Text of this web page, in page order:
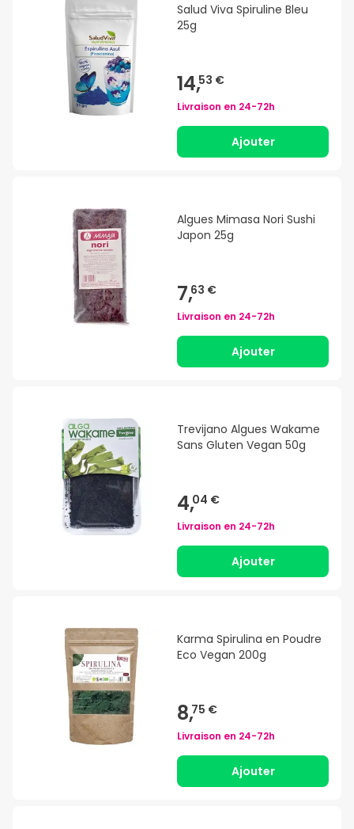
Salud Viva Spiruline Bleu
25g
14,53 €
Livraison en 24-72h
Ajouter
Algues Mimasa Nori Sushi
Japon 25g
7,63 €
Livraison en 24-72h
Ajouter
Trevijano Algues Wakame
Sans Gluten Vegan 50g
4,04 €
Livraison en 24-72h
Ajouter
Karma Spirulina en Poudre
Eco Vegan 200g
8,75 €
Livraison en 24-72h
Ajouter